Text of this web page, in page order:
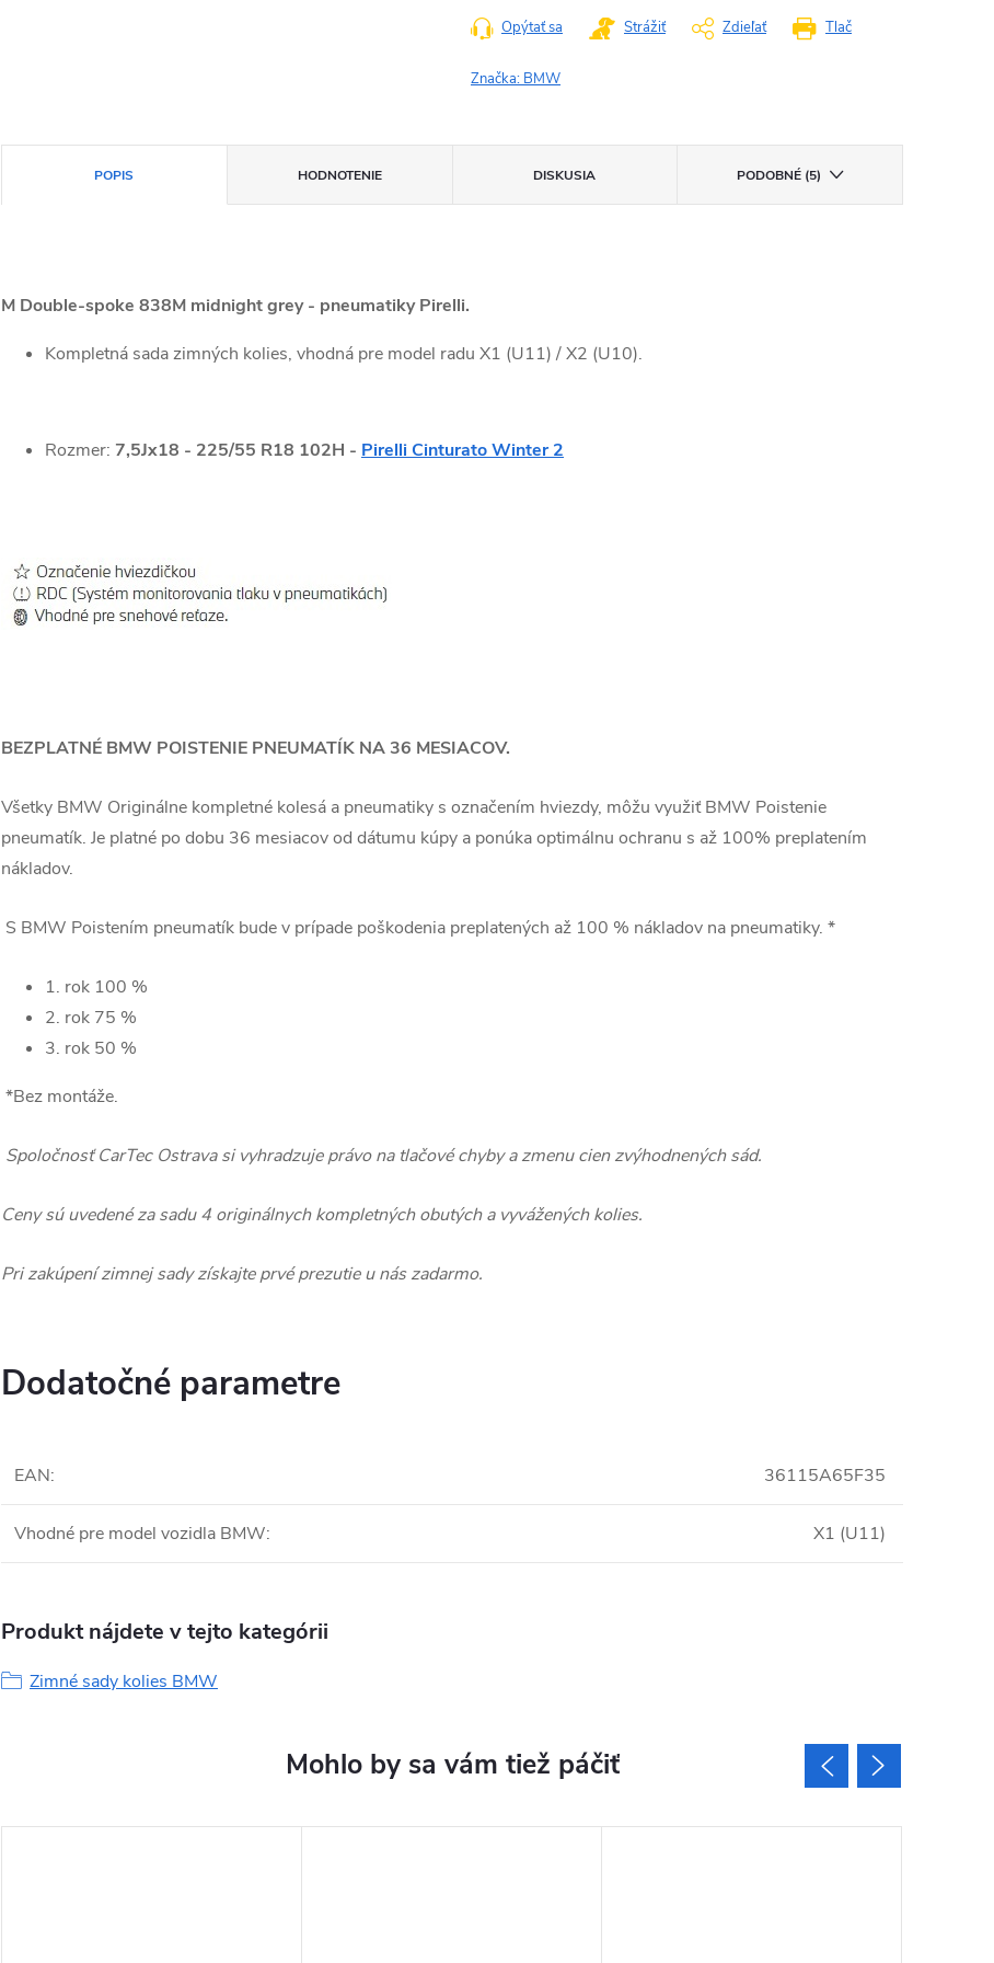
Tlač
Opýtať sa Strážiť Zdieľať
Značka: BMW
POPIS HODNOTENIE DISKUSIA PODOBNÉ (5)
M Double-spoke 838M midnight grey - pneumatiky Pirelli.
Kompletná sada zimných kolies, vhodná pre model radu X1 (U11) / X2 (U10).
Rozmer: 7,5Jx18 - 225/55 R18 102H - Pirelli Cinturato Winter 2
BEZPLATNÉ BMW POISTENIE PNEUMATÍK NA 36 MESIACOV.
Všetky BMW Originálne kompletné kolesá a pneumatiky s označením hviezdy, môžu využiť BMW Poistenie
pneumatík. Je platné po dobu 36 mesiacov od dátumu kúpy a ponúka optimálnu ochranu s až 100% preplatením
nákladov.
S BMW Poistením pneumatík bude v prípade poškodenia preplatených až 100 % nákladov na pneumatiky. *
1. rok 100 %
2. rok 75 %
3. rok 50 %
*Bez montáže.
Spoločnosť CarTec Ostrava si vyhradzuje právo na tlačové chyby a zmenu cien zvýhodnených sád.
Ceny sú uvedené za sadu 4 originálnych kompletných obutých a vyvážených kolies.
Pri zakúpení zimnej sady získajte prvé prezutie u nás zadarmo.
Dodatočné parametre
EAN: 36115A65F35
Vhodné pre model vozidla BMW: X1 (U11)
Produkt nájdete v tejto kategórii
Zimné sady kolies BMW